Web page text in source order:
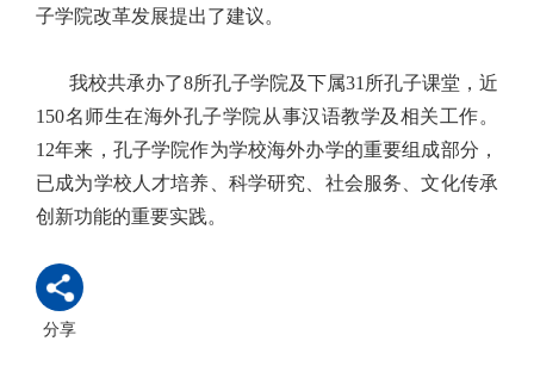
子学院改革发展提出了建议。
我校共承办了8所孔子学院及下属31所孔子课堂，近
150名师生在海外孔子学院从事汉语教学及相关工作。
12年来，孔子学院作为学校海外办学的重要组成部分，
已成为学校人才培养、科学研究、社会服务、文化传承
创新功能的重要实践。
分享